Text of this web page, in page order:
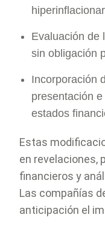
Evaluación de
sin obligación
Incorporación
presentación
estados
Estas
en revelaciones,
financieros y
Las compañías
anticipación el